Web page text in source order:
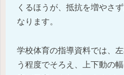
くるほうが、抵抗を増やさ
なります。
学校体育の指導資料では、
う程度でそろえ、上下動の